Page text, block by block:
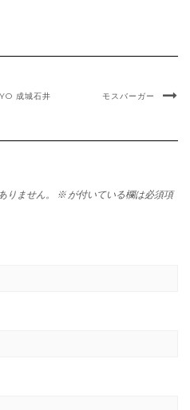
成城石井 モスバーガー
りません。 ※ が付いている欄は必須項